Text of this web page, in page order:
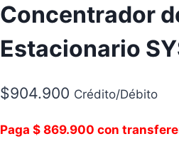
Concentrador
Estacionario
$904.900 Crédito/Débito
Paga $ 869.900 con